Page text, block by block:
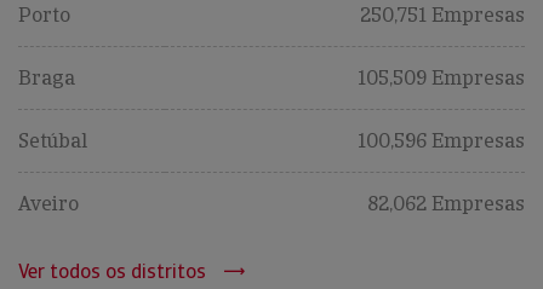
Porto 250,751 Empresas
Braga 105,509 Empresas
Setúbal 100,596 Empresas
Aveiro 82,062 Empresas
Ver todos os distritos